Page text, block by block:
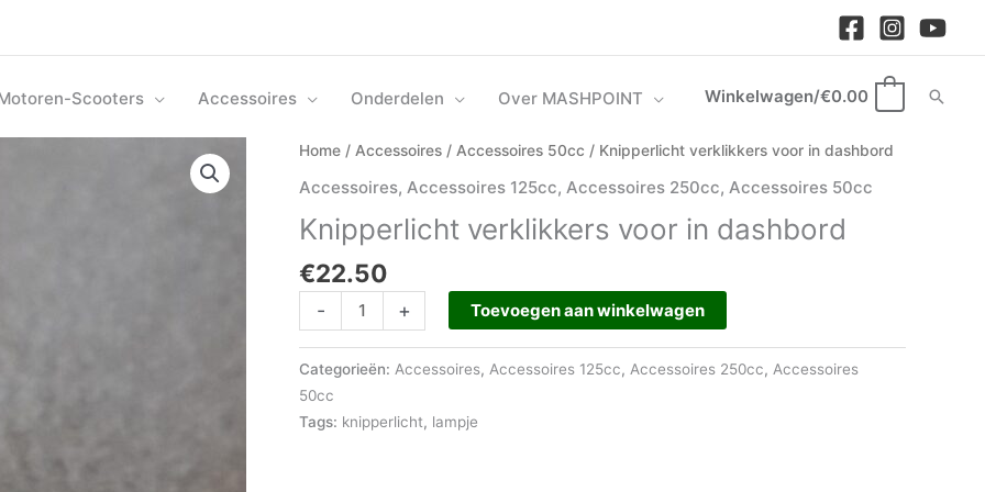
Scooters Accessoires Onderdelen Over MASHPOINT Winkelwagen/€0.00
Home / Accessoires / Accessoires 50cc / Knipperlicht verklikkers voor in dashbord
Accessoires, Accessoires 125cc, Accessoires 250cc, Accessoires 50cc
Knipperlicht verklikkers voor in dashbord
€22.50
-
Knipperlicht
in
aantal
+ Toevoegen aan winkelwagen
Categorieën: Accessoires, Accessoires 125cc, Accessoires 250cc, Accessoires
50cc
Tags: knipperlicht, lampje